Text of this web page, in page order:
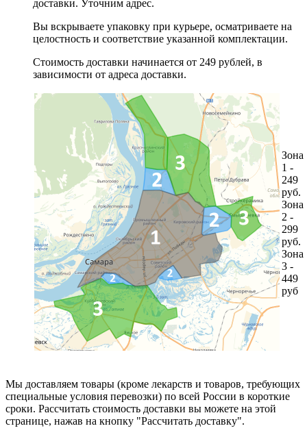
доставки. Уточним адрес.
Вы вскрываете упаковку при курьере, осматриваете на
целостность и соответствие указанной комплектации.
Стоимость доставки начинается от 249 рублей, в
зависимости от адреса доставки.
Зона
1 -
249
руб.
Зона
2 -
299
руб.
Зона
3 -
449
руб
Мы доставляем товары (кроме лекарств и товаров, требующих
специальные условия перевозки) по всей России в короткие
сроки. Рассчитать стоимость доставки вы можете на этой
странице, нажав на кнопку "Рассчитать доставку".